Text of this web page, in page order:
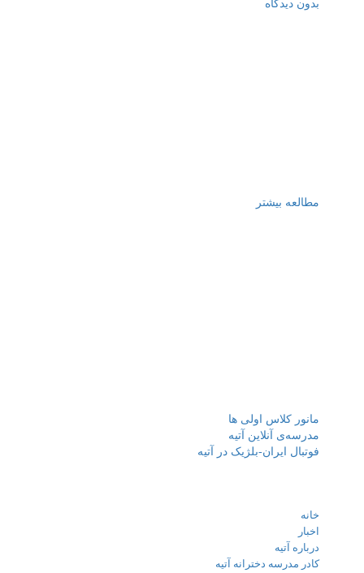
بدون دیدگاه
مطالعه بیشتر
مانور کلاس اولی ها
مدرسه‌ی آنلاین آتیه
فوتبال ایران-بلژیک در آتیه
خانه
اخبار
درباره آتیه
کادر مدرسه دخترانه آتیه